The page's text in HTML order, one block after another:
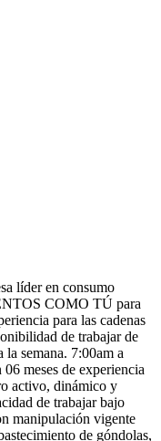
líder en consumo
COMO TÚ para
para las cadenas
de trabajar de
semana. 7:00am a
meses de experiencia
activo, dinámico y
de trabajar bajo
manipulación vigente
de góndolas,